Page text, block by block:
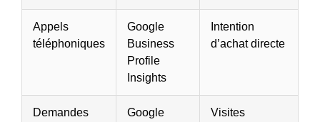
Appels
téléphoniques
Google
Business
Profile
Insights
Intention
d’achat directe
Demandes
Google
Visites